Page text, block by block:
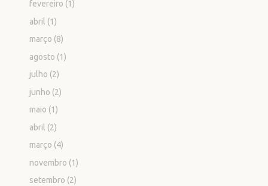
fevereiro (1)
abril (1)
março (8)
agosto (1)
julho (2)
junho (2)
maio (1)
abril (2)
março (4)
novembro (1)
setembro (2)